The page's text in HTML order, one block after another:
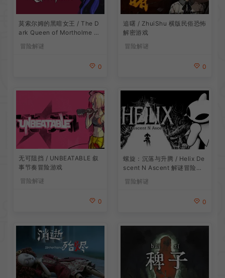
莫索尔姆的黑暗女王 / The D
ark Queen of Mortholme 多
冒险解谜
0
追曙 / ZhuiShu 横版民俗恐怖
解密游戏
冒险解谜
0
无可阻挡 / UNBEATABLE 叙
事节奏冒险游戏
冒险解谜
0
螺旋：沉落与升腾 / Helix De
scent N Ascent 解谜冒险游
冒险解谜
0